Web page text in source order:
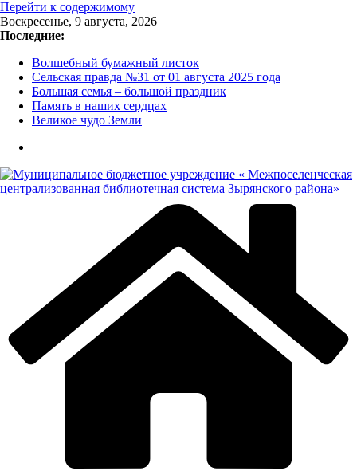
Перейти к содержимому
Воскресенье, 9 августа, 2026
Последние:
Волшебный бумажный листок
Сельская правда №31 от 01 августа 2025 года
Большая семья – большой праздник
Память в наших сердцах
Великое чудо Земли